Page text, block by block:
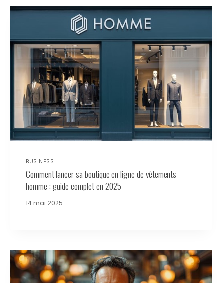
BUSINESS
Comment lancer sa boutique en ligne de vêtements
homme : guide complet en 2025
14 mai 2025